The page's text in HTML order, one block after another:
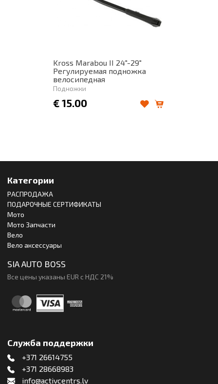
Kross Marabou II 24"-29"
Регулируемая подножка
велосипедная
Подножки
€ 15.00
Категории
РАСПРОДАЖА
ПОДАРОЧНЫЕ СЕРТИФИКАТЫ
Мото
Мото Запчасти
Вело
Вело аксессуары
SIA AUTO BOSS
Все цены указаны EUR с НДС 21%
Служба поддержки
+371 26614755
+371 28668983
info@activcentrs.lv